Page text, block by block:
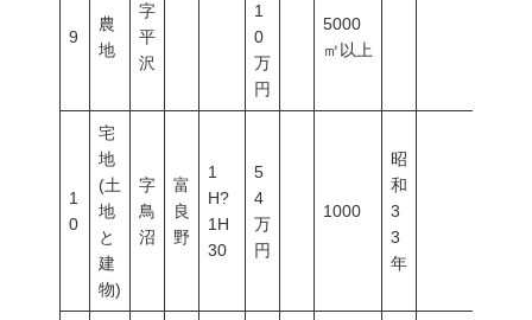
9
農
地
字
平
沢
1
0
万
円
5000
㎡以上
1
0
宅
地
(土
地
と
建
物)
字
鳥
沼
富
良
野
1
H?
1H
30
5
4
万
円
1000
昭
和
3
3
年